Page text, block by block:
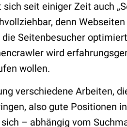
seit einiger Zeit auch
denn
die Seitenbesucher
wird
wollen.
verschiedene Arbeiten,
also gute Positionen
– abhängig vom